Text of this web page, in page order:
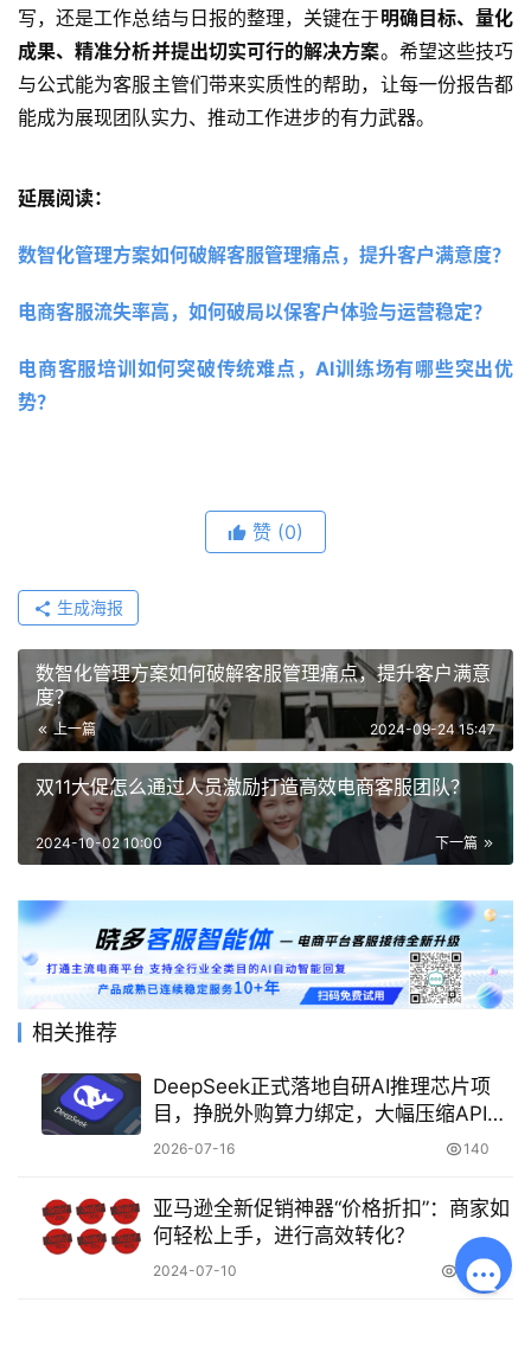
写，还是工作总结与日报的整理，关键在于明确目标、量化
成果、精准分析并提出切实可行的解决方案。希望这些技巧
与公式能为客服主管们带来实质性的帮助，让每一份报告都
能成为展现团队实力、推动工作进步的有力武器。
延展阅读：
数智化管理方案如何破解客服管理痛点，提升客户满意度？
电商客服流失率高，如何破局以保客户体验与运营稳定？
电商客服培训如何突破传统难点，AI训练场有哪些突出优
势？
赞 (0)
生成海报
数智化管理方案如何破解客服管理痛点，提升客户满意
度？
上一篇 2024-09-24 15:47
双11大促怎么通过人员激励打造高效电商客服团队？
下一篇
2024-10-02 10:00
相关推荐
DeepSeek正式落地自研AI推理芯片项
目，挣脱外购算力绑定，大幅压缩API调
用综合成本
2026-07-16 140
亚马逊全新促销神器“价格折扣”：商家如
何轻松上手，进行高效转化？
2024-07-10 3.6K